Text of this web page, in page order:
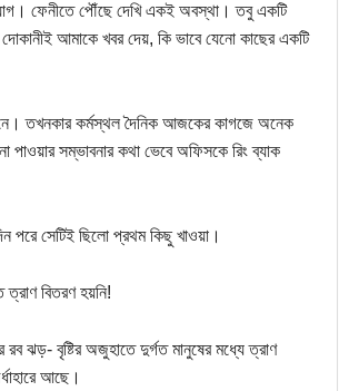
ফেনীতে পৌঁছে দেখি একই অবস্থা। তবু একটি
আমাকে খবর দেয়, কি ভাবে যেনো কাছের একটি
তখনকার কর্মস্থল দৈনিক আজকের কাগজে অনেক
সম্ভাবনার কথা ভেবে অফিসকে রিং ব্যাক
পরে সেটিই ছিলো প্রথম কিছু খাওয়া।
ত্রাণ বিতরণ হয়নি!
ঝড়- বৃষ্টির অজুহাতে দুর্গত মানুষের মধ্যে ত্রাণ
আছে।